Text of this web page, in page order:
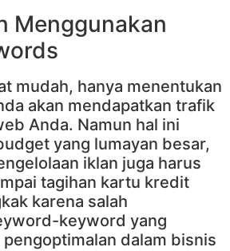
Menggunakan
mudah, hanya menentukan
akan mendapatkan trafik
Anda. Namun hal ini
yang lumayan besar,
iklan juga harus
tagihan kartu kredit
karena salah
keyword yang
dalam bisnis